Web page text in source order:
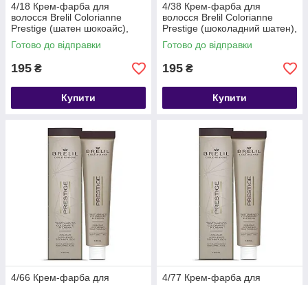
4/18 Крем-фарба для
волосся Brelil Colorianne
Prestige (шатен шокоайс),
100 мл
Готово до відправки
195 ₴
Купити
4/38 Крем-фарба для
волосся Brelil Colorianne
Prestige (шоколадний шатен),
100 мл
Готово до відправки
195 ₴
Купити
4/66 Крем-фарба для
4/77 Крем-фарба для